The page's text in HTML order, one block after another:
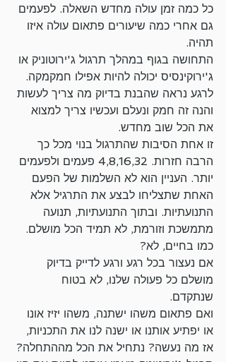
כל כמה זמן עולה מחדש השאלה. לפעמים
גם אחרי כמה שיעורים פתאום עולה איזו
תהיה.
התחושה בגוף במהלך תרגול ג'ירוטוניק או
ג'ירוקינסיס יכולה להיות אפילו חמקמקה.
לרגע נראה שהבנת בדיוק מה צריך לעשות
והנה זה חמק ונעלם ועכשיו צריך למצוא
את הכל שוב מחדש.
זו אחת הסיבות שהתרגול בנוי מכל כך
הרבה חזרות. 4,8,16,32 פעמים ולפעמים
יותר. העניין הוא לא השלמות של הפעם
האחת שתצליחו לבצע את התרגיל אלא
התנועתיות. ובתוך התנועתיות, תנועה
מתמשכת וזורמת, לא תמיד הכל מושלם.
כמו בחיים, לא?
אם נעצור בכל רגע ורגע לדייק בדיוק
מושלם כל פעולה שלנו, לא בטוח
שנתקדם.
ואם פתאום משהו ישתנה, משהו יזיז אונו
או יפתיע אותנו או ישנה לנו את התכניות,
אז מה נעשה? נתחיל את הכל מההתחלה?